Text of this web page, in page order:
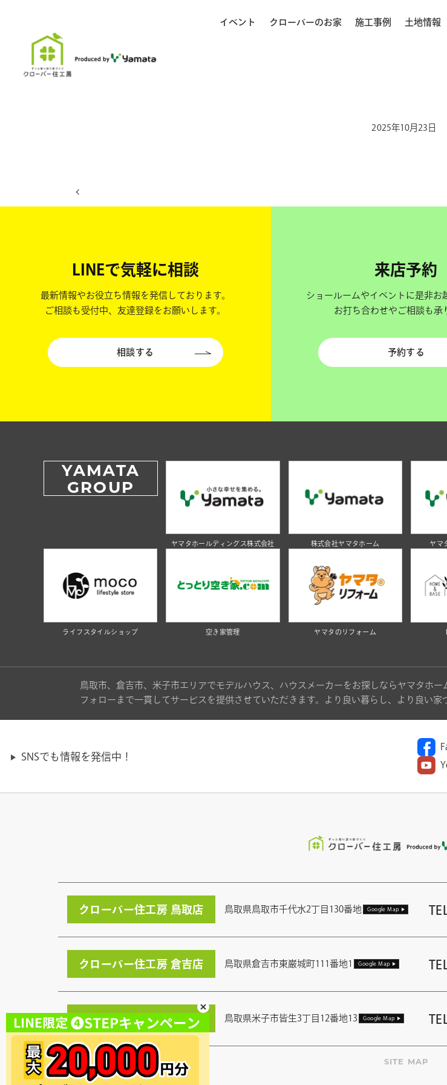
イベント クローバーのお家 施工事例 土地情報
ホーム イベント日程
2025年10月23日
LINEで気軽に相談
最新情報やお役立ち情報を発信しております。
ご相談も受付中、友達登録をお願いします。
相談する
来店予約
ショールームやイベントに是非お
お打ち合わせやご相談も承
予約する
YAMATA
GROUP
ヤマタホールディングス株式会社 株式会社ヤマタホーム ヤマ
ライフスタイルショップ 空き家管理 ヤマタのリフォーム
鳥取市、倉吉市、米子市エリアでモデルハウス、ハウスメーカーをお探しならヤマタホ
フォローまで一貫してサービスを提供させていただきます。より良い暮らし、より良い家
SNSでも情報を発信中！
クローバー住工房 鳥取店 鳥取県鳥取市千代水2丁目130番地 Google Map TEL
クローバー住工房 倉吉店 鳥取県倉吉市東巌城町111番地1 Google Map TEL
クローバー住工房 米子店 鳥取県米子市皆生3丁目12番地13 Google Map TEL
SITE MAP